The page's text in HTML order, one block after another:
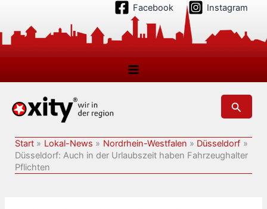
springen
Facebook Instagram
Suchen
Start Lokal-News Nordrhein-Westfalen
Düsseldorf
Düsseldorf: Auch in der Urlaubszeit haben Fahrzeughalter
Pflichten